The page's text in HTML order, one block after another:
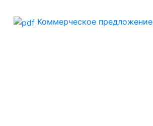
Коммерческое предложение